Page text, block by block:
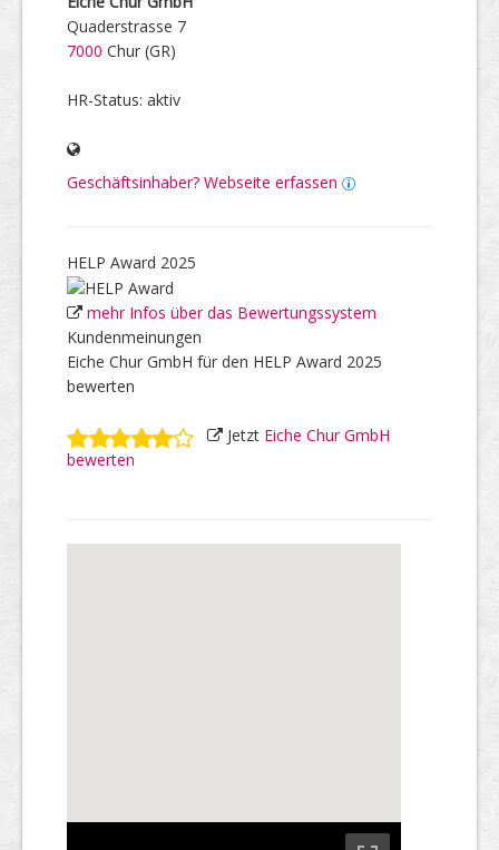
Quaderstrasse 7
7000 Chur (GR)
HR-Status: aktiv
Geschäftsinhaber? Webseite erfassen
HELP Award 2025
mehr Infos über das Bewertungssystem
Kundenmeinungen
Eiche Chur GmbH für den HELP Award 2025
bewerten
Jetzt Eiche Chur GmbH
bewerten